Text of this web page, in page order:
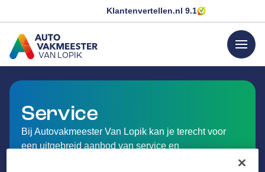
Klantenvertellen.nl 9.1
VAN LOPIK
GA NAAR DE HOMEPAGINA
menu
Service
Bij Autovakmeester Van Lopik kan je terecht voor
een uitgebreid aanbod van service en